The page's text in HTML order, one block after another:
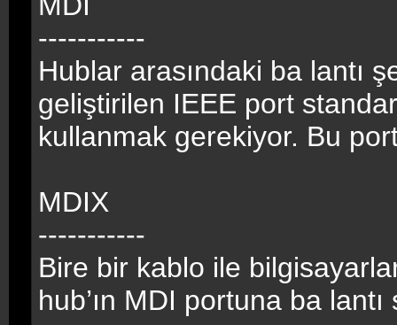
-----------
Hublar arasındaki ba lantı
geliştirilen IEEE port
kullanmak gerekiyor. Bu
MDIX
-----------
Bire bir kablo ile
hub’ın MDI portuna ba